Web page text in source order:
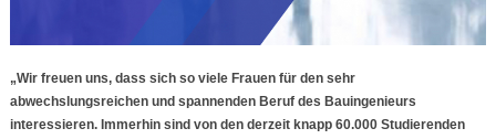
„Wir freuen uns, dass sich so viele Frauen für den sehr
abwechslungsreichen und spannenden Beruf des Bauingenieurs
interessieren. Immerhin sind von den derzeit knapp 60.000 Studierenden